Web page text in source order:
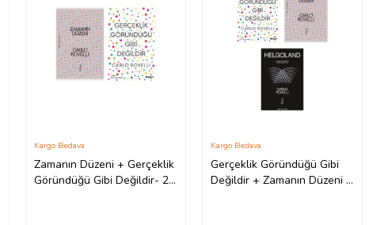
Zamanın Düzeni + Gerçeklik
Göründüğü Gibi Değildir- 2
Kargo Bedava
Gerçeklik Göründüğü Gibi
Değildir + Zamanın Düzeni +
Kargo Bedava